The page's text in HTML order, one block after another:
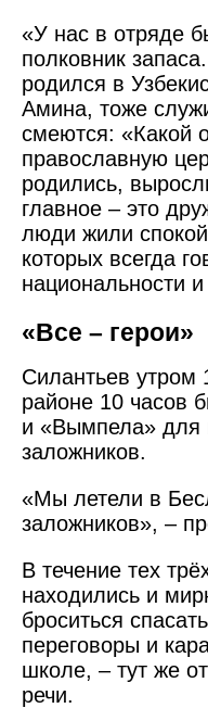
«У нас в отряде
полковник
родился в
Амина, тоже
смеются: «Какой
православную
родились,
главное – это
люди жили
которых всегда
национальности
«Все – герои»
Силантьев утром
районе 10 часов
и «Вымпела» для
заложников.
«Мы летели в
заложников», –
В течение тех
находились и
броситься
переговоры и
школе, – тут же
речи.